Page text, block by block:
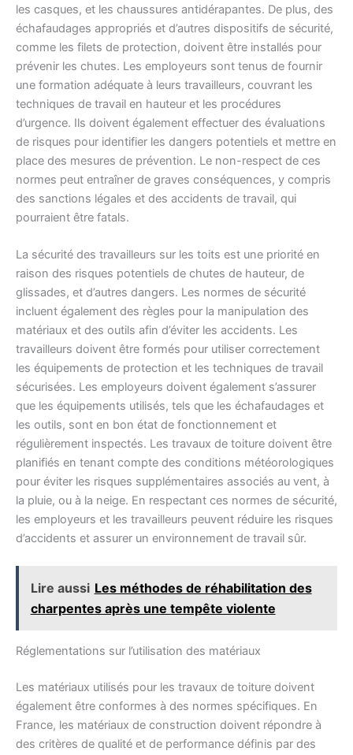
les casques, et les chaussures antidérapantes. De plus, des
échafaudages appropriés et d’autres dispositifs de sécurité,
comme les filets de protection, doivent être installés pour
prévenir les chutes. Les employeurs sont tenus de fournir
une formation adéquate à leurs travailleurs, couvrant les
techniques de travail en hauteur et les procédures
d’urgence. Ils doivent également effectuer des évaluations
de risques pour identifier les dangers potentiels et mettre en
place des mesures de prévention. Le non-respect de ces
normes peut entraîner de graves conséquences, y compris
des sanctions légales et des accidents de travail, qui
pourraient être fatals.
La sécurité des travailleurs sur les toits est une priorité en
raison des risques potentiels de chutes de hauteur, de
glissades, et d’autres dangers. Les normes de sécurité
incluent également des règles pour la manipulation des
matériaux et des outils afin d’éviter les accidents. Les
travailleurs doivent être formés pour utiliser correctement
les équipements de protection et les techniques de travail
sécurisées. Les employeurs doivent également s’assurer
que les équipements utilisés, tels que les échafaudages et
les outils, sont en bon état de fonctionnement et
régulièrement inspectés. Les travaux de toiture doivent être
planifiés en tenant compte des conditions météorologiques
pour éviter les risques supplémentaires associés au vent, à
la pluie, ou à la neige. En respectant ces normes de sécurité,
les employeurs et les travailleurs peuvent réduire les risques
d’accidents et assurer un environnement de travail sûr.
Lire aussi Les méthodes de réhabilitation des
charpentes après une tempête violente
Réglementations sur l’utilisation des matériaux
Les matériaux utilisés pour les travaux de toiture doivent
également être conformes à des normes spécifiques. En
France, les matériaux de construction doivent répondre à
des critères de qualité et de performance définis par des